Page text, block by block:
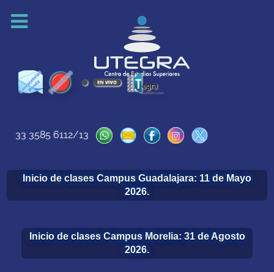
33 3585 6112/13
Inicio de clases Campus Guadalajara: 11 de Mayo
2026.
Inicio de clases Campus Morelia: 31 de Agosto
2026.